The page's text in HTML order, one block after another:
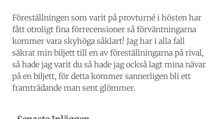
Föreställningen som varit på provturné i hösten har
fått otroligt fina förrecensioner så förväntningarna
kommer vara skyhöga såklart! Jag har i alla fall
säkrat min biljett till en av föreställningarna på rival,
så hade jag varit du så hade jag också lagt mina nävar
på en biljett, för detta kommer sannerligen bli ett
framträdande man sent glömmer.